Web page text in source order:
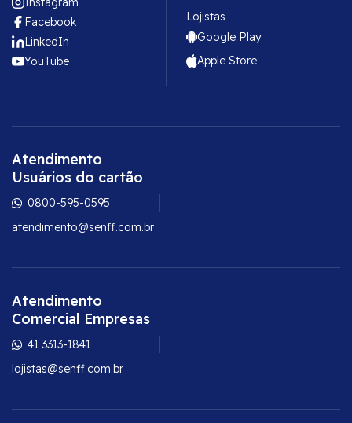
Lojistas
Google Play
Apple Store
Facebook
LinkedIn
YouTube
Atendimento
Usuários do cartão
0800-595-0595
atendimento@senff.com.br
Atendimento
Comercial Empresas
41 3313-1841
lojistas@senff.com.br